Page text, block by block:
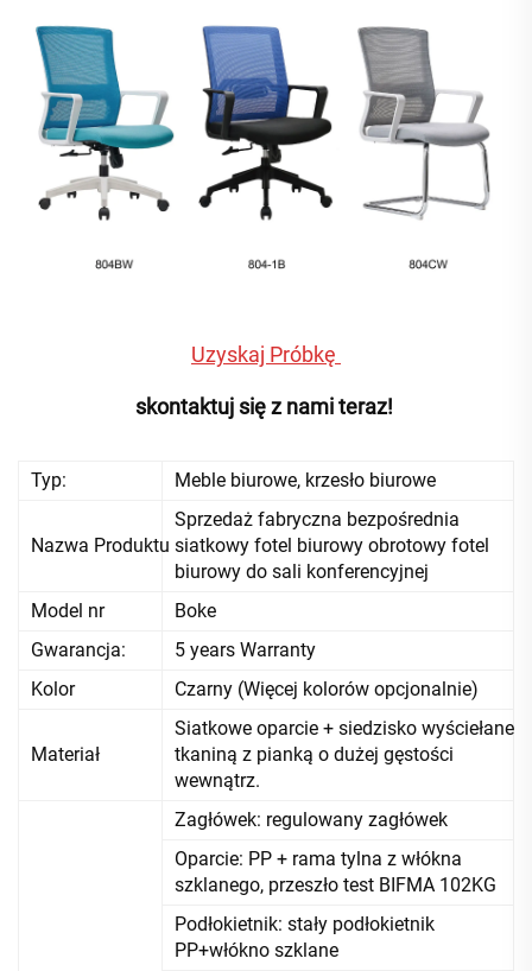
Uzyskaj Próbkę
skontaktuj się z nami teraz!
Typ: Meble biurowe, krzesło biurowe
Nazwa Produktu
Sprzedaż fabryczna bezpośrednia
siatkowy fotel biurowy obrotowy fotel
biurowy do sali konferencyjnej
Model nr
Boke
Gwarancja:
5 years Warranty
Kolor
Czarny (Więcej kolorów opcjonalnie)
Materiał
Siatkowe oparcie + siedzisko wyściełane
tkaniną z pianką o dużej gęstości
wewnątrz.
Zagłówek: regulowany zagłówek
Oparcie: PP + rama tylna z włókna
szklanego, przeszło test BIFMA 102KG
Podłokietnik: stały podłokietnik
PP+włókno szklane